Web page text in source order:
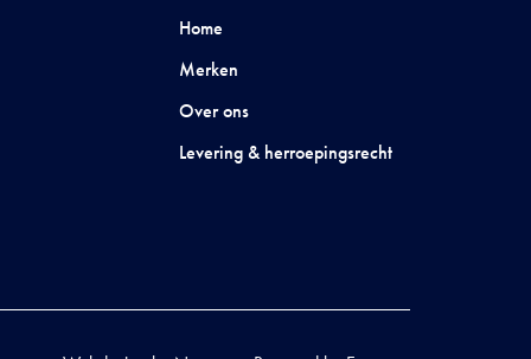
Home
Merken
Over ons
Levering & herroepingsrecht